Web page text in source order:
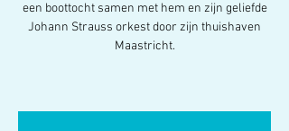
een boottocht samen met hem en zijn geliefde
Johann Strauss orkest door zijn thuishaven
Maastricht.